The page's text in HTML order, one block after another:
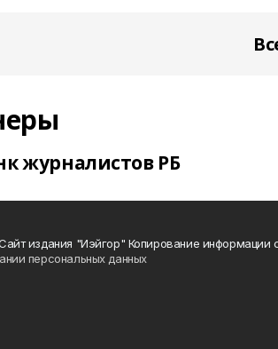
журналистов РБ
издания "Иэйгор" Копирование информации
персональных данных